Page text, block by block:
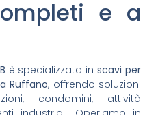
e a
è specializzata inscavi per
Ruffano, offrendo soluzioni
condomini, attività